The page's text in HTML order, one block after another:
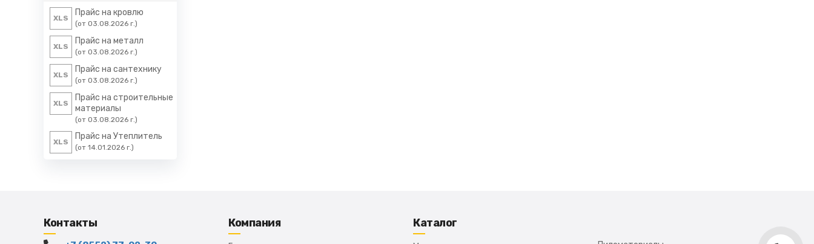
XLS
Прайс на кровлю
(от 03.08.2026 г.)
XLS
Прайс на металл
(от 03.08.2026 г.)
XLS
Прайс на сантехнику
(от 03.08.2026 г.)
XLS
Прайс на строительные
материалы
(от 03.08.2026 г.)
XLS
Прайс на Утеплитель
(от 14.01.2026 г.)
Контакты Компания Каталог